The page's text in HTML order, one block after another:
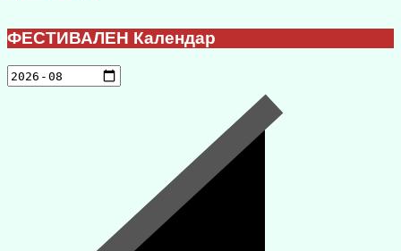
ФЕСТИВАЛЕН Календар